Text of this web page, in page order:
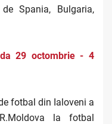
Spania, Bulgaria,
29 octombrie - 4
fotbal din Ialoveni a
la fotbal